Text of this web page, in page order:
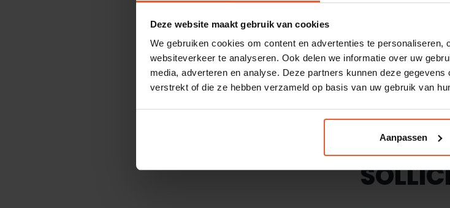
Deze website maakt gebruik van cookies
We gebruiken cookies om content en advertenties te
websiteverkeer te analyseren. Ook delen we informatie over uw
media, adverteren en analyse. Deze partners kunnen deze
verstrekt of die ze hebben verzameld op basis van uw gebruik van
Aanpassen
Vul het
of heb je andere
Dan zijn wij te